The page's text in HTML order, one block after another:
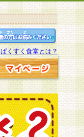
ぱくすく食堂とは？